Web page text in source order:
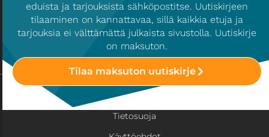
Info
Tietoa palvelusta
Yrityksille
Copyright © 2026 Senioriedut.fi
Tietosuoja
eduista ja tarjouksista sähköpostitse. Uutiskirjeen
tilaaminen on kannattavaa, sillä kaikkia etuja ja
tarjouksia ei välttämättä julkaista sivustolla. Uutiskirje
on maksuton.
Tilaa maksuton uutiskirje